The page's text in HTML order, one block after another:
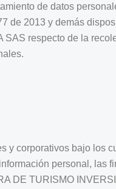
de datos
de 2013 y demás
SAS respecto de la
y corporativos bajo los
personal, las
DE TURISMO